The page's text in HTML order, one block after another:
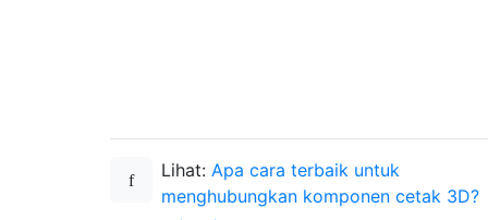
Lihat: Apa cara terbaik untuk
menghubungkan komponen cetak 3D?